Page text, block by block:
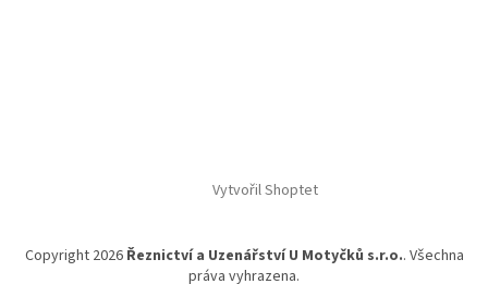
Vytvořil Shoptet
Copyright 2026 Řeznictví a Uzenářství U Motyčků s.r.o.. Všechna
práva vyhrazena.